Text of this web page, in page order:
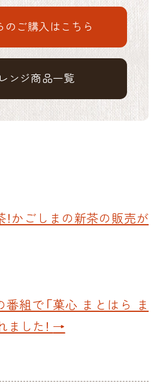
のご購入はこちら
ンジ商品一覧
かごしまの新茶の販売が
組で「菓心 まとはら ま
した！ →